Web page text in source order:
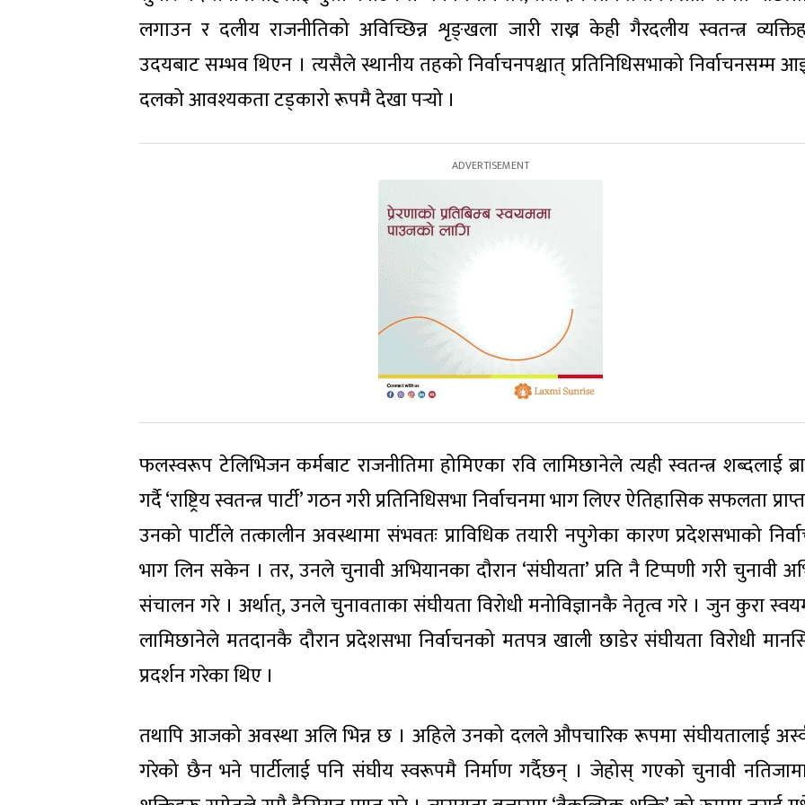
लगाउन र दलीय राजनीतिको अविच्छिन्न शृङ्खला जारी राख्न केही गैरदलीय स्वतन्त्र
उदयबाट सम्भव थिएन । त्यसैले स्थानीय तहको निर्वाचनपश्चात् प्रतिनिधिसभाको निर्वाचनसम्म
दलको आवश्यकता टड्कारो रूपमै देखा पर्‍यो ।
फलस्वरूप टेलिभिजन कर्मबाट राजनीतिमा होमिएका रवि लामिछानेले त्यही स्वतन्त्र शब्दलाई
गर्दै ‘राष्ट्रिय स्वतन्त्र पार्टी’ गठन गरी प्रतिनिधिसभा निर्वाचनमा भाग लिएर ऐतिहासिक सफलता
उनको पार्टीले तत्कालीन अवस्थामा संभवतः प्राविधिक तयारी नपुगेका कारण प्रदेशसभाको
भाग लिन सकेन । तर, उनले चुनावी अभियानका दौरान ‘संघीयता’ प्रति नै टिप्पणी गरी चुनावी
संचालन गरे । अर्थात्, उनले चुनावताका संघीयता विरोधी मनोविज्ञानकै नेतृत्व गरे । जुन कुरा
लामिछानेले मतदानकै दौरान प्रदेशसभा निर्वाचनको मतपत्र खाली छाडेर संघीयता विरोधी
प्रदर्शन गरेका थिए ।
तथापि आजको अवस्था अलि भिन्न छ । अहिले उनको दलले औपचारिक रूपमा संघीयतालाई
गरेको छैन भने पार्टीलाई पनि संघीय स्वरूपमै निर्माण गर्दैछन् । जेहोस् गएको चुनावी